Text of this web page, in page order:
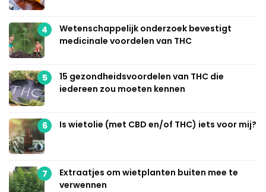
4
Wetenschappelijk onderzoek bevestigt
medicinale voordelen van THC
5
15 gezondheidsvoordelen van THC die
iedereen zou moeten kennen
6 Is wietolie (met CBD en/of THC) iets voor mij?
7
Extraatjes om wietplanten buiten mee te
verwennen